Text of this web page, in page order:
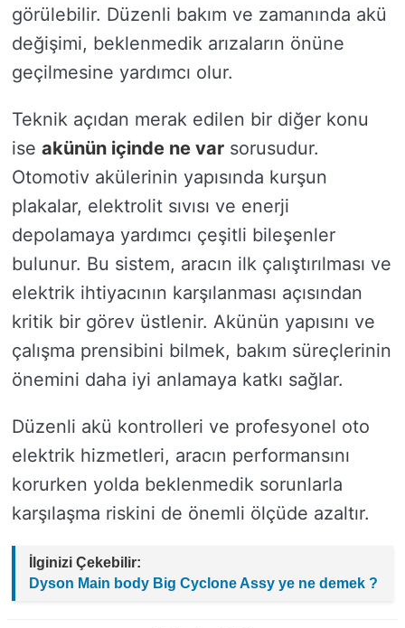
görülebilir. Düzenli bakım ve zamanında akü
değişimi, beklenmedik arızaların önüne
geçilmesine yardımcı olur.
Teknik açıdan merak edilen bir diğer konu
ise akünün içinde ne var sorusudur.
Otomotiv akülerinin yapısında kurşun
plakalar, elektrolit sıvısı ve enerji
depolamaya yardımcı çeşitli bileşenler
bulunur. Bu sistem, aracın ilk çalıştırılması ve
elektrik ihtiyacının karşılanması açısından
kritik bir görev üstlenir. Akünün yapısını ve
çalışma prensibini bilmek, bakım süreçlerinin
önemini daha iyi anlamaya katkı sağlar.
Düzenli akü kontrolleri ve profesyonel oto
elektrik hizmetleri, aracın performansını
korurken yolda beklenmedik sorunlarla
karşılaşma riskini de önemli ölçüde azaltır.
İlginizi Çekebilir:
Dyson Main body Big Cyclone Assy ye ne demek ?